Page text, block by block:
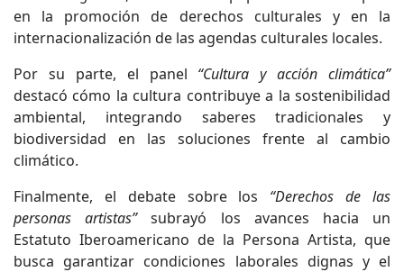
en la promoción de derechos culturales y en la
internacionalización de las agendas culturales locales.
Por su parte, el panel “Cultura y acción climática”
destacó cómo la cultura contribuye a la sostenibilidad
ambiental, integrando saberes tradicionales y
biodiversidad en las soluciones frente al cambio
climático.
Finalmente, el debate sobre los “Derechos de las
personas artistas”subrayó los avances hacia un
Estatuto Iberoamericano de la Persona Artista, que
busca garantizar condiciones laborales dignas y el